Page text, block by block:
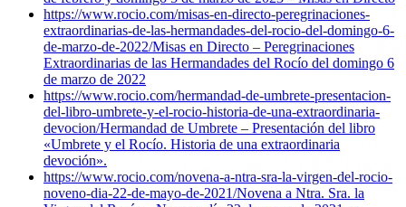
https://www.rocio.com/misas-en-directo-peregrinaciones-
extraordinarias-de-las-hermandades-del-rocio-del-domingo-6-
de-marzo-de-2022/Misas en Directo – Peregrinaciones
Extraordinarias de las Hermandades del Rocío del domingo 6
de marzo de 2022
https://www.rocio.com/hermandad-de-umbrete-presentacion-
del-libro-umbrete-y-el-rocio-historia-de-una-extraordinaria-
devocion/Hermandad de Umbrete – Presentación del libro
«Umbrete y el Rocío. Historia de una extraordinaria
devoción».
https://www.rocio.com/novena-a-ntra-sra-la-virgen-del-rocio-
noveno-dia-22-de-mayo-de-2021/Novena a Ntra. Sra. la